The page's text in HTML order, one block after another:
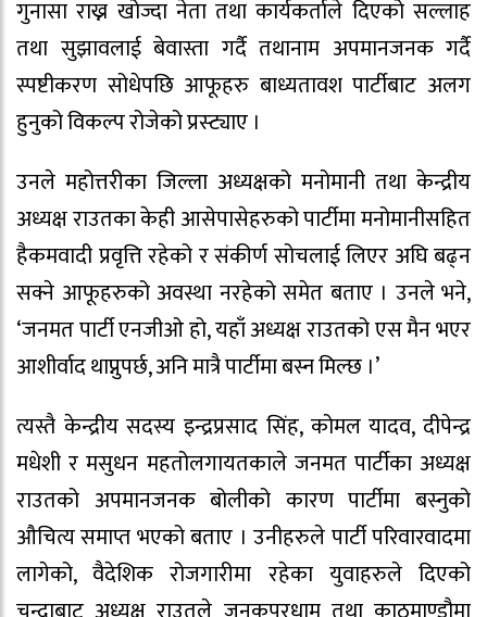
गुनासा राख्न खोज्दा नेता तथा कार्यकर्ताले दिएको सल्लाह
तथा सुझावलाई बेवास्ता गर्दै तथानाम अपमानजनक गर्दै
स्पष्टीकरण सोधेपछि आफूहरु बाध्यतावश पार्टीबाट अलग
हुनुको विकल्प रोजेको प्रस्ट्याए ।
उनले महोत्तरीका जिल्ला अध्यक्षको मनोमानी तथा केन्द्रीय
अध्यक्ष राउतका केही आसेपासेहरुको पार्टीमा मनोमानीसहित
हैकमवादी प्रवृत्ति रहेको र संकीर्ण सोचलाई लिएर अघि बढ्न
सक्ने आफूहरुको अवस्था नरहेको समेत बताए । उनले भने,
‘जनमत पार्टी एनजीओ हो, यहाँ अध्यक्ष राउतको एस मैन भएर
आशीर्वाद थाप्नुपर्छ, अनि मात्रै पार्टीमा बस्न मिल्छ ।’
त्यस्तै केन्द्रीय सदस्य इन्द्रप्रसाद सिंह, कोमल यादव, दीपेन्द्र
मधेशी र मसुधन महतोलगायतकाले जनमत पार्टीका अध्यक्ष
राउतको अपमानजनक बोलीको कारण पार्टीमा बस्नुको
औचित्य समाप्त भएको बताए । उनीहरुले पार्टी परिवारवादमा
लागेको, वैदेशिक रोजगारीमा रहेका युवाहरुले दिएको